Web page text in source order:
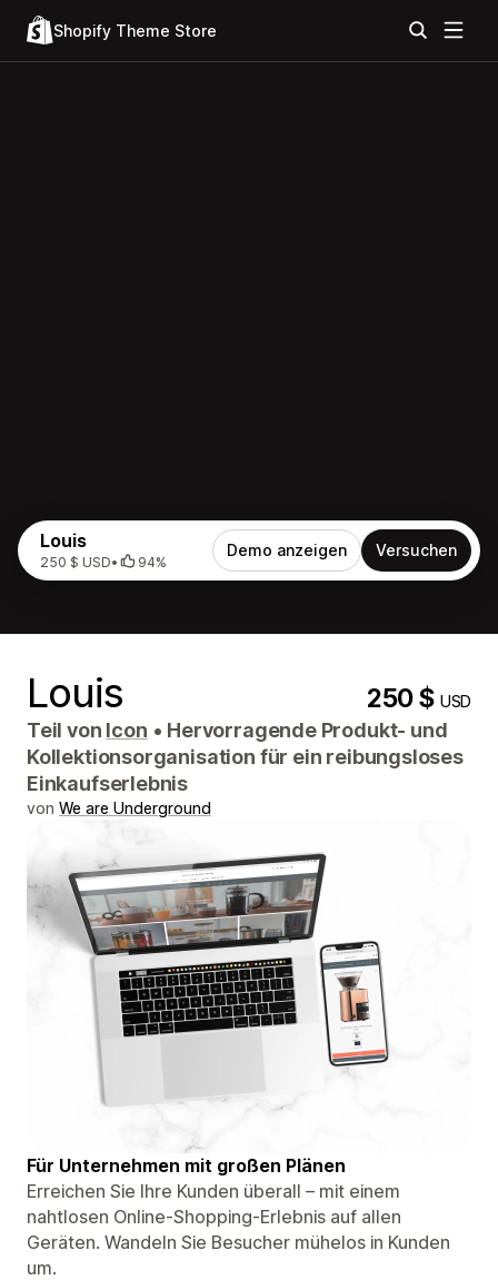
Shopify Theme Store
Louis
250 $ USD• 94%
Demo anzeigen Versuchen
Louis 250 $USD
Teil von Icon • Hervorragende Produkt- und
Kollektionsorganisation für ein reibungsloses
Einkaufserlebnis
von We are Underground
Für Unternehmen mit großen Plänen
Erreichen Sie Ihre Kunden überall – mit einem
nahtlosen Online-Shopping-Erlebnis auf allen
Geräten. Wandeln Sie Besucher mühelos in Kunden
um.